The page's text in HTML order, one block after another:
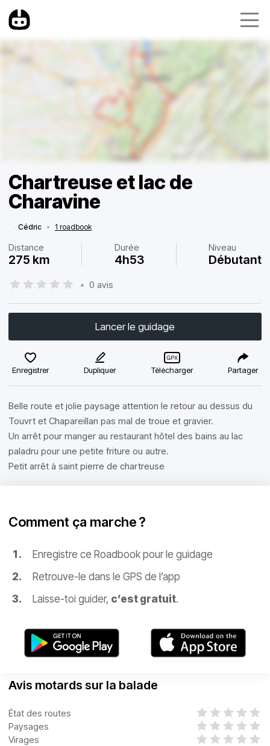
Chartreuse et lac de
Charavine
Cédric • 1 roadbook
Distance
275 km
Durée
4h53
Niveau
Débutant
• 0 avis
Lancer le guidage
Enregistrer Dupliquer Télécharger Partager
Belle route et jolie paysage attention le retour au dessus du
Touvrt et Chapareillan pas mal de troue et gravier.
Un arrêt pour manger au restaurant hôtel des bains au lac
paladru pour une petite friture ou autre.
Petit arrêt à saint pierre de chartreuse
Comment ça marche ?
Enregistre ce Roadbook pour le guidage
Retrouve-le dans le GPS de l’app
Laisse-toi guider, c’est gratuit.
Avis motards sur la balade
État des routes
Paysages
Virages